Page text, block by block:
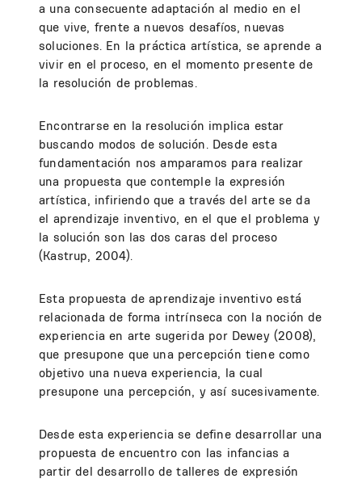
a una consecuente adaptación al medio en el
que vive, frente a nuevos desafíos, nuevas
soluciones. En la práctica artística, se aprende a
vivir en el proceso, en el momento presente de
la resolución de problemas.
Encontrarse en la resolución implica estar
buscando modos de solución. Desde esta
fundamentación nos amparamos para realizar
una propuesta que contemple la expresión
artística, infiriendo que a través del arte se da
el aprendizaje inventivo, en el que el problema y
la solución son las dos caras del proceso
(Kastrup, 2004).
Esta propuesta de aprendizaje inventivo está
relacionada de forma intrínseca con la noción de
experiencia en arte sugerida por Dewey (2008),
que presupone que una percepción tiene como
objetivo una nueva experiencia, la cual
presupone una percepción, y así sucesivamente.
Desde esta experiencia se define desarrollar una
propuesta de encuentro con las infancias a
partir del desarrollo de talleres de expresión